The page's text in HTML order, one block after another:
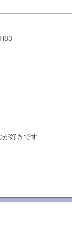
が好きです